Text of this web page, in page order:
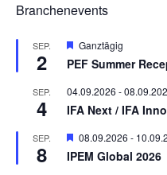
Branchenevents
SEP.
2
Hervorgehoben
Ganztägig
PEF Summer
SEP.
4
04.09.2026 -
IFA Next / IFA
SEP.
8
Hervorgehoben
08.09.2026 -
IPEM Global 2026